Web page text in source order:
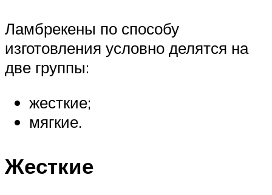
Ламбрекены по способу
изготовления условно делятся на
две группы:
жесткие;
мягкие.
Жесткие